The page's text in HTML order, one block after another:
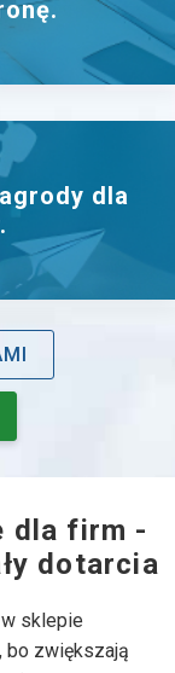
dla
dla firm -
dotarcia
sklepie
bo zwiększają